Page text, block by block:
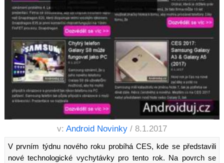
v: Android Novinky / 8.1.2017
V prvním týdnu nového roku probíhá CES, kde se představili
nové technologické vychytávky pro tento rok. Na povrch se